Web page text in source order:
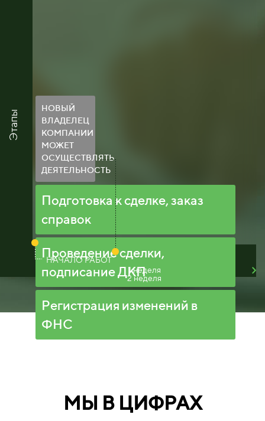
Этапы
НОВЫЙ
ВЛАДЕЛЕЦ
КОМПАНИИ
МОЖЕТ
ОСУЩЕСТВЛЯТЬ
ДЕЯТЕЛЬНОСТЬ
Подготовка к сделке, заказ
справок
Проведение сделки,
подписание ДКП
Регистрация изменений в
ФНС
НАЧАЛО РАБОТ
1 неделя
2 неделя
МЫ В ЦИФРАХ